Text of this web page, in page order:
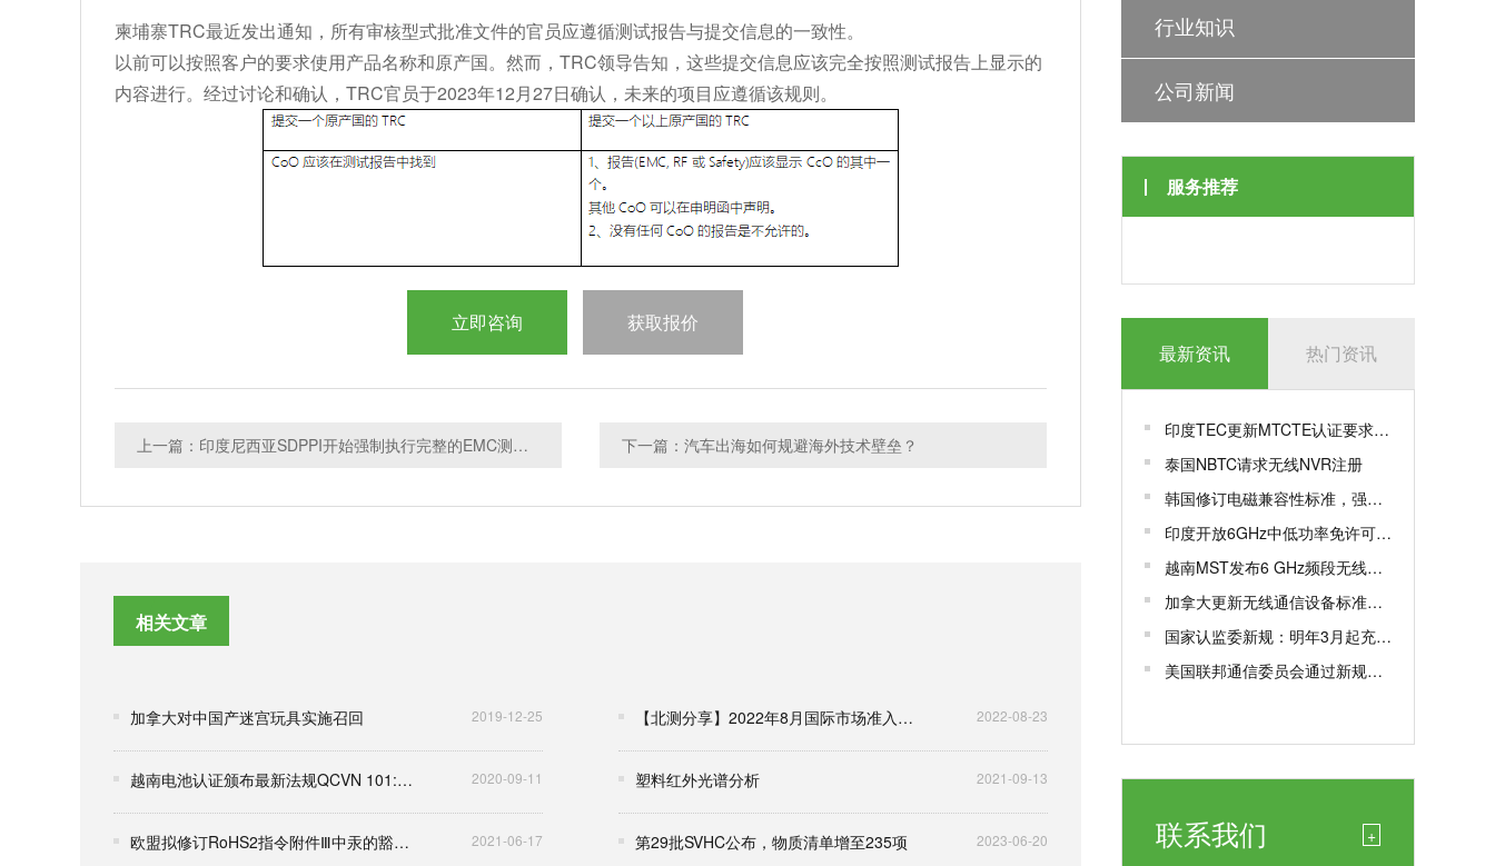
行业知识
公司新闻
服务推荐
最新资讯 热门资讯
印度TEC更新MTCTE认证要求，豁免特定LAN交换机测试参数
泰国NBTC请求无线NVR注册
韩国修订电磁兼容性标准，强化关键设施抗干扰能力
印度开放6GHz中低功率免许可频段，加速无线网络创新与应用
越南MST发布6 GHz频段无线接入设备
加拿大更新无线通信设备标准，新增重要频谱资源
国家认监委新规：明年3月起充电宝等产品须加施CCC追溯二维码
美国联邦通信委员会通过新规，要求许可证持有者申报外国对手控制情况
联系我们 +
柬埔寨TRC最近发出通知，所有审核型式批准文件的官员应遵循测试报告与提交信息的一致性。
以前可以按照客户的要求使用产品名称和原产国。然而，TRC领导告知，这些提交信息应该完全按照测试报告上显示的
内容进行。经过讨论和确认，TRC官员于2023年12月27日确认，未来的项目应遵循该规则。
立即咨询 获取报价
上一篇：印度尼西亚SDPPI开始强制执行完整的EMC测试参数 下一篇：汽车出海如何规避海外技术壁垒？
相关文章
加拿大对中国产迷宫玩具实施召回 2019-12-25 【北测分享】2022年8月国际市场准入资讯 2022-08-23
越南电池认证颁布最新法规QCVN 101:2020/BTTTT 2020-09-11 塑料红外光谱分析 2021-09-13
欧盟拟修订RoHS2指令附件Ⅲ中汞的豁免条款 2021-06-17 第29批SVHC公布，物质清单增至235项 2023-06-20